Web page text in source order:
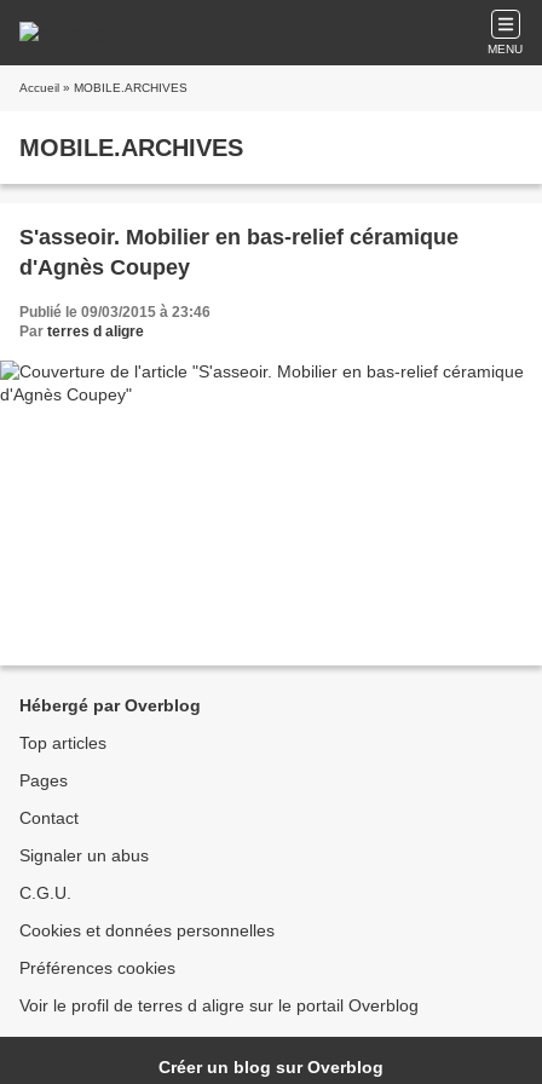
MENU
Accueil » MOBILE.ARCHIVES
MOBILE.ARCHIVES
S'asseoir. Mobilier en bas-relief céramique
d'Agnès Coupey
Publié le 09/03/2015 à 23:46
Par terres d aligre
Hébergé par Overblog
Top articles
Pages
Contact
Signaler un abus
C.G.U.
Cookies et données personnelles
Préférences cookies
Voir le profil de terres d aligre sur le portail Overblog
Créer un blog sur Overblog